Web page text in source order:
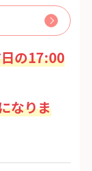
の17:00
なりま